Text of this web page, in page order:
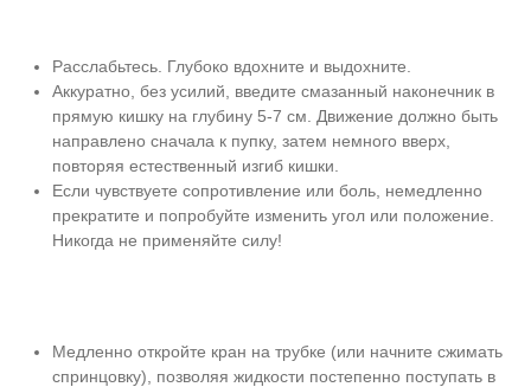
Расслабьтесь. Глубоко вдохните и выдохните.
Аккуратно, без усилий, введите смазанный наконечник в
прямую кишку на глубину 5-7 см. Движение должно быть
направлено сначала к пупку, затем немного вверх,
повторяя естественный изгиб кишки.
Если чувствуете сопротивление или боль, немедленно
прекратите и попробуйте изменить угол или положение.
Никогда не применяйте силу!
Медленно откройте кран на трубке (или начните сжимать
спринцовку), позволяя жидкости постепенно поступать в